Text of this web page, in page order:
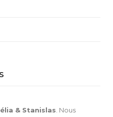
& Stanislas . Nous